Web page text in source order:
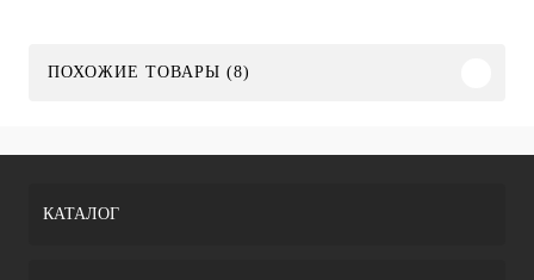
ПОХОЖИЕ ТОВАРЫ (8)
КАТАЛОГ